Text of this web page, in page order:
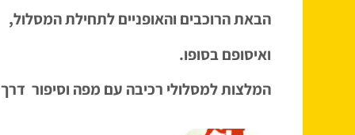
הבאת הרוכבים והאופניים לתחילת המסלול,
ואיסופם בסופו.
המלצות למסלולי רכיבה עם מפה וסיפור דרך